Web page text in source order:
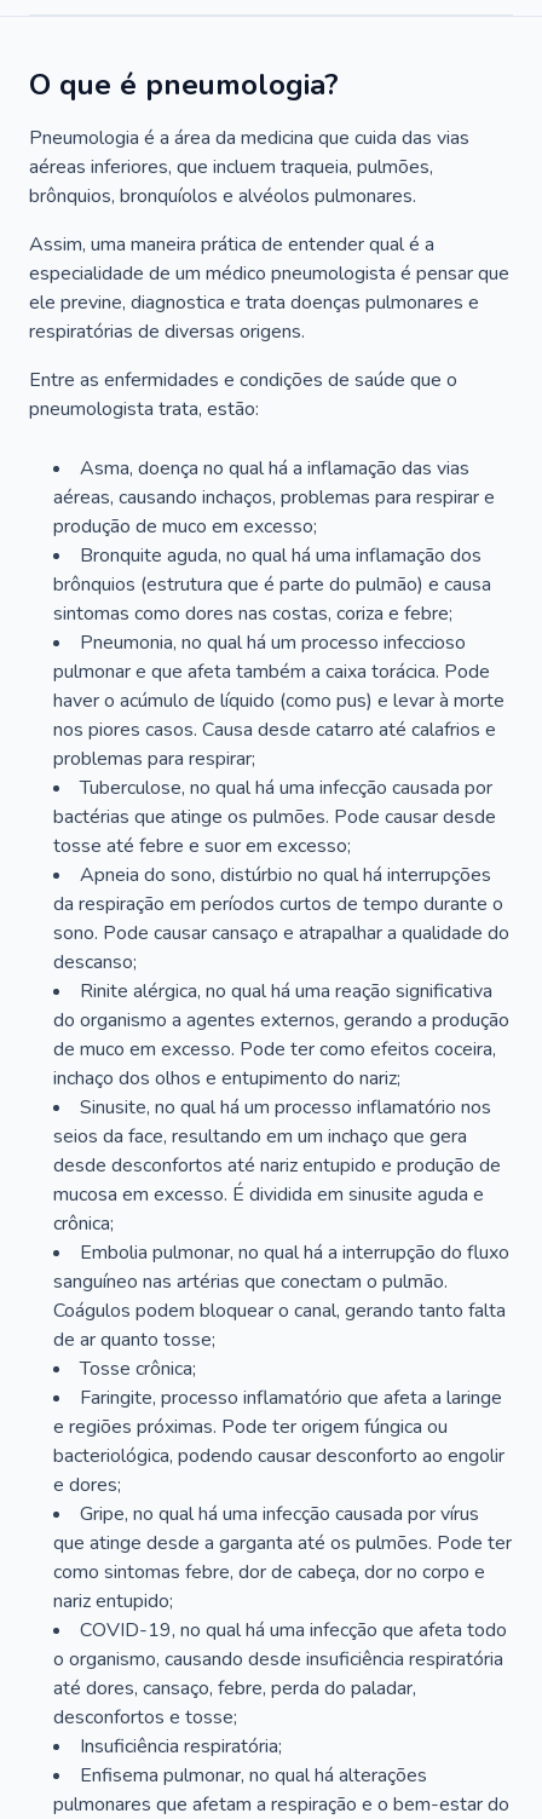
O que é pneumologia?
Pneumologia é a área da medicina que cuida das vias
aéreas inferiores, que incluem traqueia, pulmões,
brônquios, bronquíolos e alvéolos pulmonares.
Assim, uma maneira prática de entender qual é a
especialidade de um médico pneumologista é pensar que
ele previne, diagnostica e trata doenças pulmonares e
respiratórias de diversas origens.
Entre as enfermidades e condições de saúde que o
pneumologista trata, estão:
Asma, doença no qual há a inflamação das vias
aéreas, causando inchaços, problemas para respirar e
produção de muco em excesso;
Bronquite aguda, no qual há uma inflamação dos
brônquios (estrutura que é parte do pulmão) e causa
sintomas como dores nas costas, coriza e febre;
Pneumonia, no qual há um processo infeccioso
pulmonar e que afeta também a caixa torácica. Pode
haver o acúmulo de líquido (como pus) e levar à morte
nos piores casos. Causa desde catarro até calafrios e
problemas para respirar;
Tuberculose, no qual há uma infecção causada por
bactérias que atinge os pulmões. Pode causar desde
tosse até febre e suor em excesso;
Apneia do sono, distúrbio no qual há interrupções
da respiração em períodos curtos de tempo durante o
sono. Pode causar cansaço e atrapalhar a qualidade do
descanso;
Rinite alérgica, no qual há uma reação significativa
do organismo a agentes externos, gerando a produção
de muco em excesso. Pode ter como efeitos coceira,
inchaço dos olhos e entupimento do nariz;
Sinusite, no qual há um processo inflamatório nos
seios da face, resultando em um inchaço que gera
desde desconfortos até nariz entupido e produção de
mucosa em excesso. É dividida em sinusite aguda e
crônica;
Embolia pulmonar, no qual há a interrupção do fluxo
sanguíneo nas artérias que conectam o pulmão.
Coágulos podem bloquear o canal, gerando tanto falta
de ar quanto tosse;
Tosse crônica;
Faringite, processo inflamatório que afeta a laringe
e regiões próximas. Pode ter origem fúngica ou
bacteriológica, podendo causar desconforto ao engolir
e dores;
Gripe, no qual há uma infecção causada por vírus
que atinge desde a garganta até os pulmões. Pode ter
como sintomas febre, dor de cabeça, dor no corpo e
nariz entupido;
COVID-19, no qual há uma infecção que afeta todo
o organismo, causando desde insuficiência respiratória
até dores, cansaço, febre, perda do paladar,
desconfortos e tosse;
Insuficiência respiratória;
Enfisema pulmonar, no qual há alterações
pulmonares que afetam a respiração e o bem-estar do